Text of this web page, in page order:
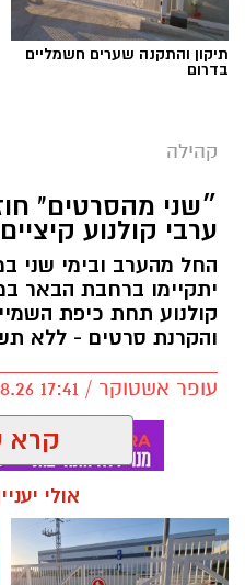
תיקון והתקנה שערים חשמליים
בדרום
קהילה
״שני מהסרטים"
ערבי קולנוע
החל מהערב ובימי שני
יתקיימו ברחבת הבאר
קולנוע תחת כיפת
והקרנת סרטים - ללא
עופר אשטוקר / 17:41 03.08.26
תגים:שני מהסרטים
קרא
אולי